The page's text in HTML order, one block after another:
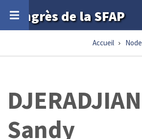
contenu
Congrès de la SFAP
Accueil Node
DJERADJIAN
Sandy